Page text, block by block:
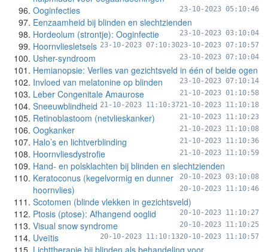
Ooginfecties 23-10-2023 05:10:46
Eenzaamheid bij blinden en slechtzienden
23-10-2023 03:10:04
Hordeolum (strontje): Ooginfectie
23-10-2023 07:10:57
Hoornvliesletsels 23-10-2023 07:10:30
Usher-syndroom 23-10-2023 07:10:04
Hemianopsie: Verlies van gezichtsveld in één of beide ogen
23-10-2023 07:10:14
Invloed van melatonine op blinden
21-10-2023 01:10:58
Leber Congenitale Amaurose
21-10-2023 11:10:18
Sneeuwblindheid 21-10-2023 11:10:37
Retinoblastoom (netvlieskanker) 21-10-2023 11:10:23
Oogkanker 21-10-2023 11:10:08
Halo’s en lichtverblinding 21-10-2023 11:10:36
Hoornvliesdystrofie 21-10-2023 11:10:59
Hand- en polsklachten bij blinden en slechtzienden
20-10-2023 03:10:08
Keratoconus (kegelvormig en dunner
hoornvlies)
20-10-2023 11:10:46
Scotomen (blinde vlekken in gezichtsveld)
20-10-2023 11:10:27
Ptosis (ptose): Afhangend ooglid
20-10-2023 11:10:25
Visual snow syndrome
20-10-2023 11:10:57
Uveïtis 20-10-2023 11:10:13
Lichttherapie bij blinden als behandeling voor